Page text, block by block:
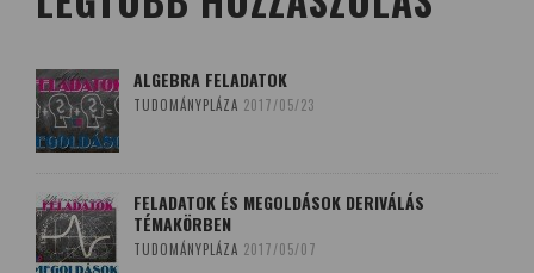
ALGEBRA FELADATOK
TUDOMÁNYPLÁZA 2017/05/23
FELADATOK ÉS MEGOLDÁSOK DERIVÁLÁS
TÉMAKÖRBEN
TUDOMÁNYPLÁZA 2017/05/07